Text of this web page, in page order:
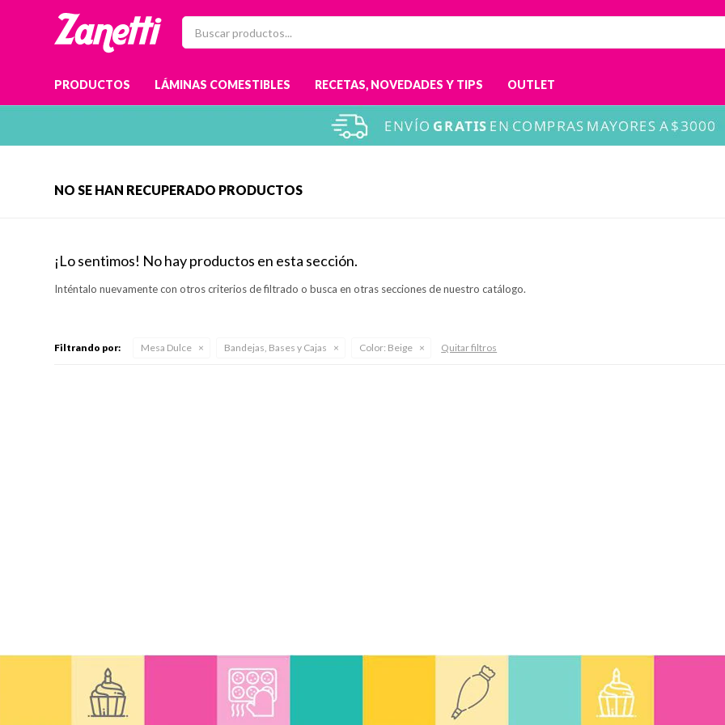
PRODUCTOS LÁMINAS COMESTIBLES RECETAS, NOVEDADES Y TIPS OUTLET
NO SE HAN RECUPERADO PRODUCTOS
¡Lo sentimos! No hay productos en esta sección.
Inténtalo nuevamente con otros criterios de filtrado o busca en otras secciones de nuestro catálogo.
Filtrando por: Mesa Dulce Bandejas, Bases y Cajas Color: Beige Quitar filtros